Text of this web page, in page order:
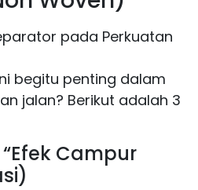
pada Perkuatan
begitu penting dalam
jalan? Berikut adalah 3
Campur